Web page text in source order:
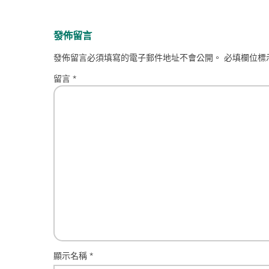
發佈留言
發佈留言必須填寫的電子郵件地址不會公開。 必填欄位
留言 *
顯示名稱 *